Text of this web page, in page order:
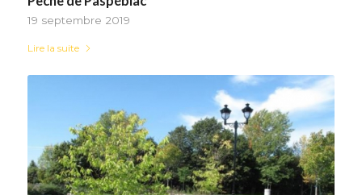
19 septembre 2019
Lire la suite